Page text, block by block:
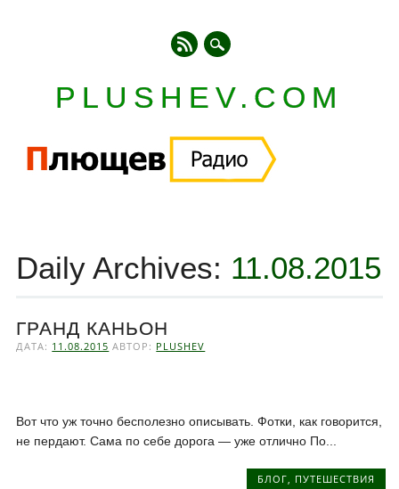
PLUSHEV.COM
content
Daily Archives: 11.08.2015
ГРАНД КАНЬОН
ДАТА: 11.08.2015 АВТОР: PLUSHEV
Вот что уж точно бесполезно описывать. Фотки, как говорится,
не пердают. Сама по себе дорога — уже отлично По...
БЛОГ, ПУТЕШЕСТВИЯ